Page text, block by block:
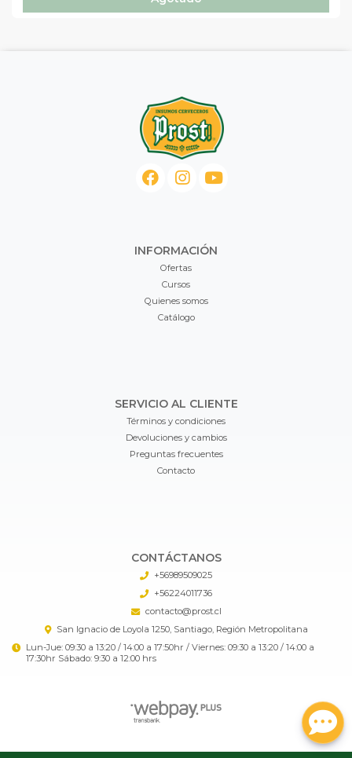
INFORMACIÓN
Ofertas
Cursos
Quienes somos
Catálogo
SERVICIO AL CLIENTE
Términos y condiciones
Devoluciones y cambios
Preguntas frecuentes
Contacto
CONTÁCTANOS
+56989509025
+56224011736
contacto@prost.cl
San Ignacio de Loyola 1250, Santiago, Región Metropolitana
Lun-Jue: 09:30 a 13:20 / 14:00 a 17:50hr / Viernes: 09:30 a 13:20 / 14:00 a
17:30hr Sábado: 9:30 a 12:00 hrs